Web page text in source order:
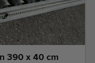
390 x 40 cm